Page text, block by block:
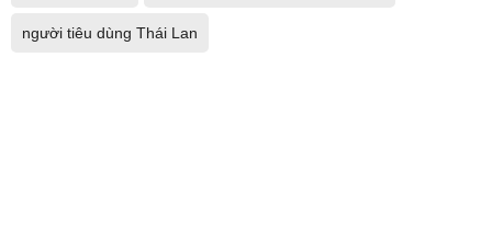
người tiêu dùng Thái Lan